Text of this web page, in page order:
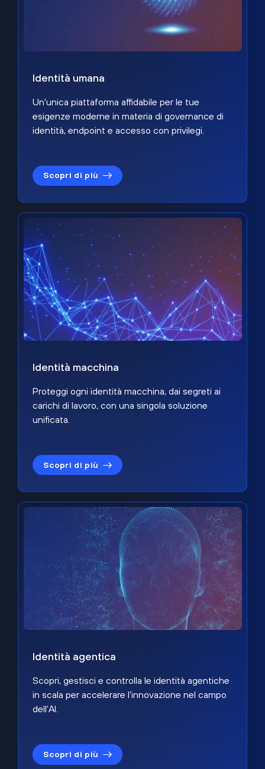
Identità umana
Un'unica piattaforma affidabile per le tue
esigenze moderne in materia di governance di
identità, endpoint e accesso con privilegi.
Scopri di più
Identità macchina
Proteggi ogni identità macchina, dai segreti ai
carichi di lavoro, con una singola soluzione
unificata.
Scopri di più
Identità agentica
Scopri, gestisci e controlla le identità agentiche
in scala per accelerare l'innovazione nel campo
dell'AI.
Scopri di più